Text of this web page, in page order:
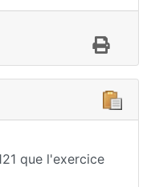
que l'exercice